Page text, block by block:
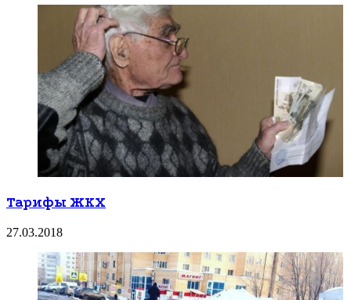
Тарифы ЖКХ
27.03.2018